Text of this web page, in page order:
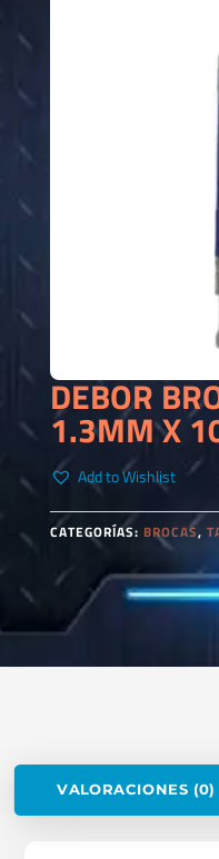
DEBOR
1.3MM X
Add to Wishlist
CATEGORÍAS: BROCAS,
VALORACIONES (0)